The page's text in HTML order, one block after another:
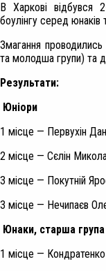
В Харкові відбувся
боулінгу серед юнаків
Змагання
та молодша групи) та
Результати:
Юніори
1 місце — Первухін
2 місце — Сєлін
3 місце — Покутній
3 місце — Нечипаєв
Юнаки, старша група
1 місце — Кондратенко